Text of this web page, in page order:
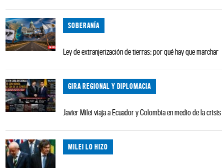
SOBERANÍA
Ley de extranjerización de tierras: por qué hay que marchar
GIRA REGIONAL Y DIPLOMACIA
Javier Milei viaja a Ecuador y Colombia en medio de la crisis
MILEI LO HIZO